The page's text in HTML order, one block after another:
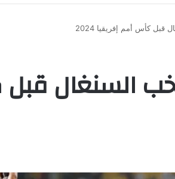
كأس أمم إفريقيا 2024
السنغال